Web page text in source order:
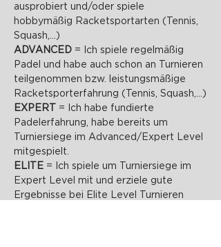
ausprobiert und/oder spiele
hobbymäßig Racketsportarten (Tennis,
Squash,...)
ADVANCED = Ich spiele regelmäßig
Padel und habe auch schon an Turnieren
teilgenommen bzw. leistungsmäßige
Racketsporterfahrung (Tennis, Squash,...)
EXPERT = Ich habe fundierte
Padelerfahrung, habe bereits um
Turniersiege im Advanced/Expert Level
mitgespielt.
ELITE = Ich spiele um Turniersiege im
Expert Level mit und erziele gute
Ergebnisse bei Elite Level Turnieren